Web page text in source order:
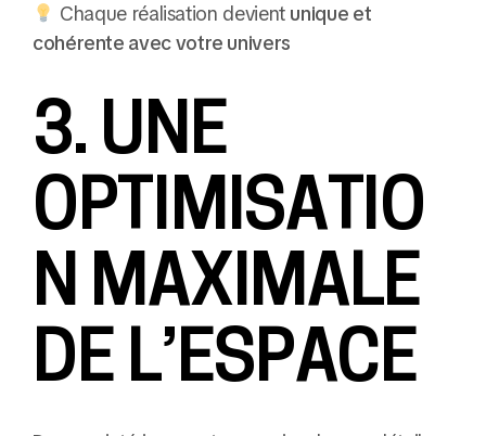
Chaque réalisation devient unique et
cohérente avec votre univers
3. UNE
OPTIMISATIO
N MAXIMALE
DE L’ESPACE